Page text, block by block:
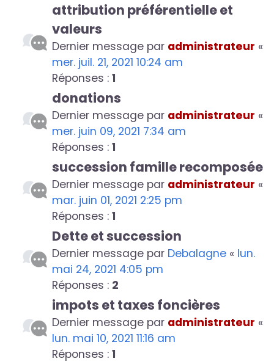
attribution préférentielle et
valeurs
Dernier message par administrateur «
mer. juil. 21, 2021 10:24 am
Réponses : 1
donations
Dernier message par administrateur «
mer. juin 09, 2021 7:34 am
Réponses : 1
succession famille recomposée
Dernier message par administrateur «
mar. juin 01, 2021 2:25 pm
Réponses : 1
Dette et succession
Dernier message par Debalagne « lun.
mai 24, 2021 4:05 pm
Réponses : 2
impots et taxes foncières
Dernier message par administrateur «
lun. mai 10, 2021 11:16 am
Réponses : 1